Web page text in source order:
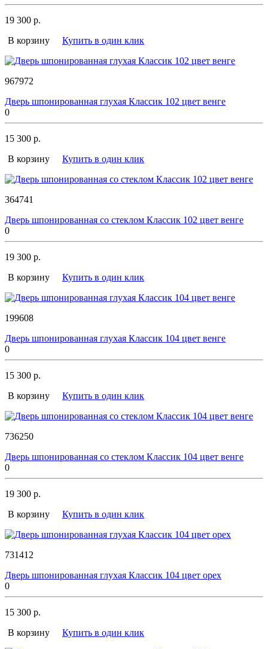
19 300 р.
В корзину
Купить в один клик
967972
Дверь шпонированная глухая Классик 102 цвет венге
0
15 300 р.
В корзину
Купить в один клик
364741
Дверь шпонированная со стеклом Классик 102 цвет венге
0
19 300 р.
В корзину
Купить в один клик
199608
Дверь шпонированная глухая Классик 104 цвет венге
0
15 300 р.
В корзину
Купить в один клик
736250
Дверь шпонированная со стеклом Классик 104 цвет венге
0
19 300 р.
В корзину
Купить в один клик
731412
Дверь шпонированная глухая Классик 104 цвет орех
0
15 300 р.
В корзину
Купить в один клик